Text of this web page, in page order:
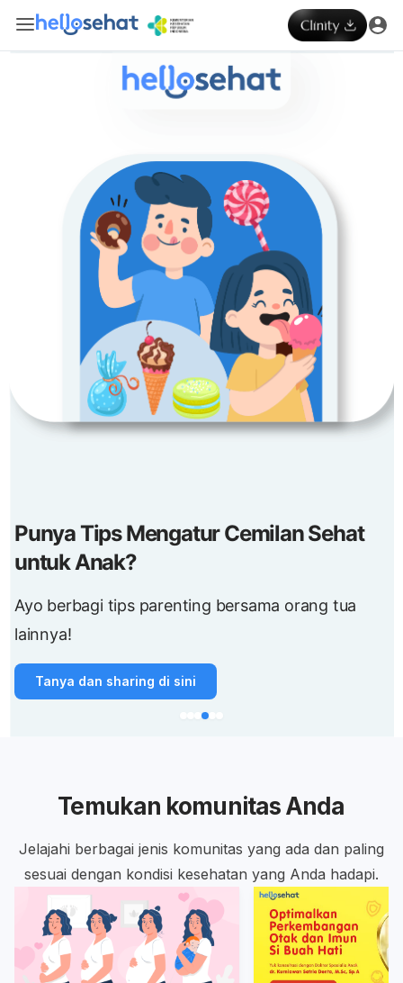
Punya Tips Mengatur Cemilan Sehat
untuk Anak?
Ayo berbagi tips parenting bersama orang tua
lainnya!
Tanya dan sharing di sini
Temukan komunitas Anda
Jelajahi berbagai jenis komunitas yang ada dan paling
sesuai dengan kondisi kesehatan yang Anda hadapi.